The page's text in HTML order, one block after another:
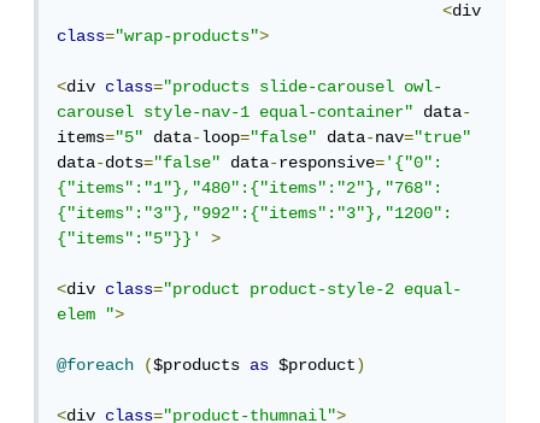
<
class="wrap-products">
<div class="products slide-carousel owl-
carousel style-nav-1 equal-container"
data-
items="5" data-loop="false" data-nav="true"
data-dots="false" data-responsive='{"0":
{"items":"1"},"480":{"items":"2"},"768":
{"items":"3"},"992":{"items":"3"},"1200":
{"items":"5"}}'
>
<div class="product product-style-2 equal-
elem ">
@foreach ($products as $product)
<div class="product-thumnail">